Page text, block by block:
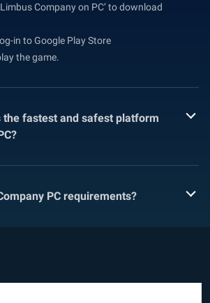
Company on PC’ to download
in to Google Play Store
the game.
the fastest and safest platform
PC requirements?